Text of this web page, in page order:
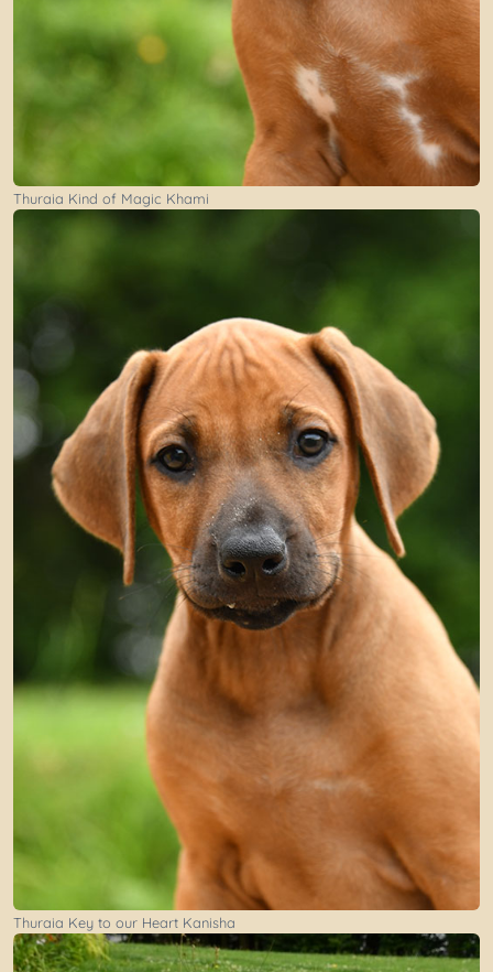
Thuraia Kind of Magic Khami
Thuraia Key to our Heart Kanisha